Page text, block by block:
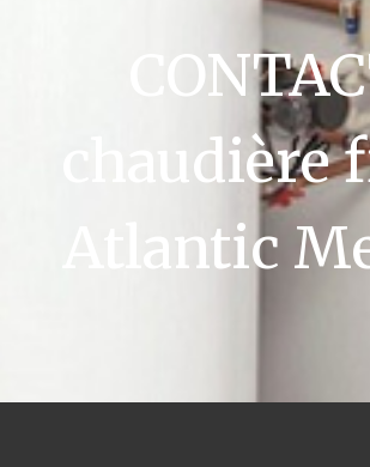
chaudière
Atlantic